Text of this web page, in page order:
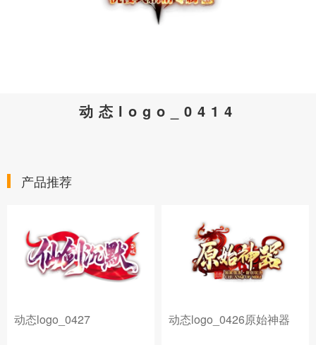
动态logo_0414
产品推荐
动态logo_0427 动态logo_0426原始神器